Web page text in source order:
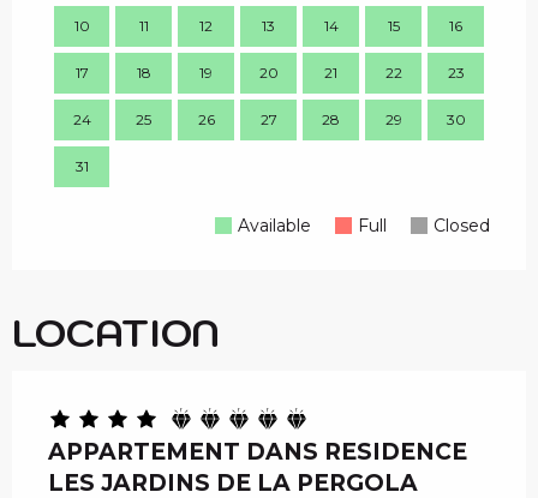
10 11 12 13 14 15 16
17 18 19 20 21 22 23
24 25 26 27 28 29 30
31
Available Full Closed
LOCATION
APPARTEMENT DANS RESIDENCE
LES JARDINS DE LA PERGOLA